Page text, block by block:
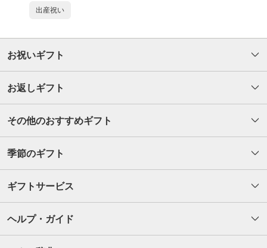
出産祝い
お祝いギフト
お返しギフト
その他のおすすめギフト
季節のギフト
ギフトサービス
ヘルプ・ガイド